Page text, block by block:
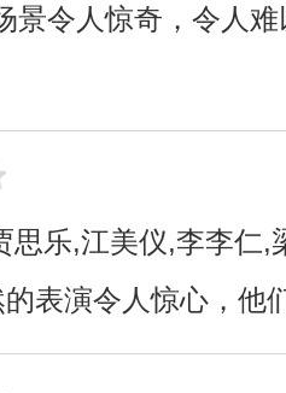
景令人惊奇，令人
思乐,江美仪,李李仁,
表演令人惊心，他